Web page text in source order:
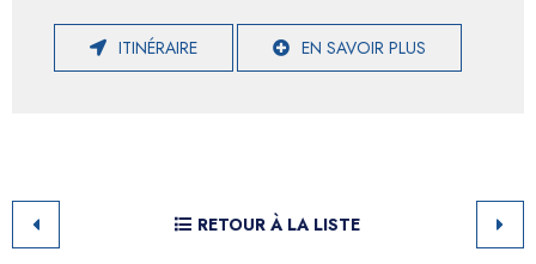
ITINÉRAIRE EN SAVOIR PLUS
RETOUR À LA LISTE